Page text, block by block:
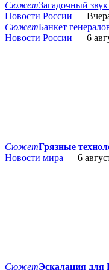
СюжетЗагадочный
Новости России —
СюжетБанкет
Новости России — 6
СюжетГрязные
Новости мира — 6
СюжетЭскалация для